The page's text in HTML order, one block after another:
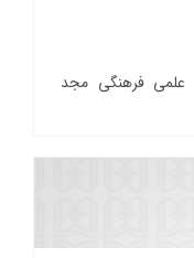
علمی فرهنگی مجد